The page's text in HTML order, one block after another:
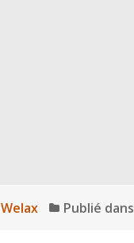
Welax Publié dans